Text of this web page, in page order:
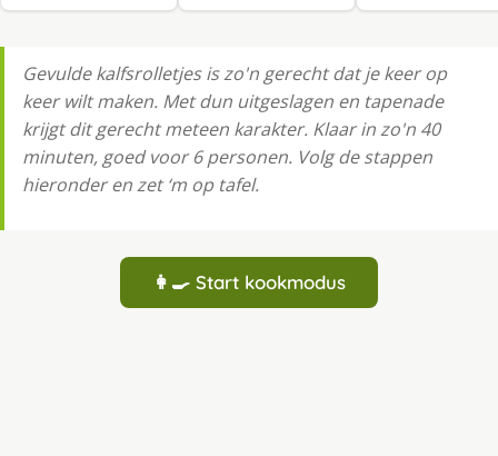
Gevulde kalfsrolletjes is zo'n gerecht dat je keer op
keer wilt maken. Met dun uitgeslagen en tapenade
krijgt dit gerecht meteen karakter. Klaar in zo'n 40
minuten, goed voor 6 personen. Volg de stappen
hieronder en zet ‘m op tafel.
👩‍🍳 Start kookmodus